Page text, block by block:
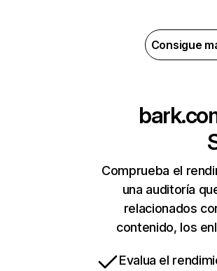
Consigue
Comprueba el
una auditoría
relacionados
contenido, los
Evalua el